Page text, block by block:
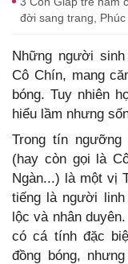
đời sang trang,
Những người
Cô Chín, mang
bóng. Tuy nhiên
hiểu lầm nhưng
Trong tín
(hay còn gọi là
Ngàn...) là một vị
tiếng là người
lộc và nhân
có cá tính đặc
đồng bóng,